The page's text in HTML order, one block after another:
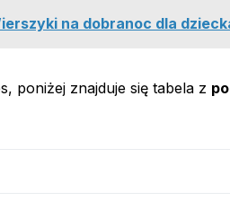
na dobranoc dla
poniżej znajduje się tabela z